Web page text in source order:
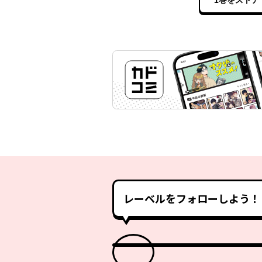
レーベルをフォローしよう！